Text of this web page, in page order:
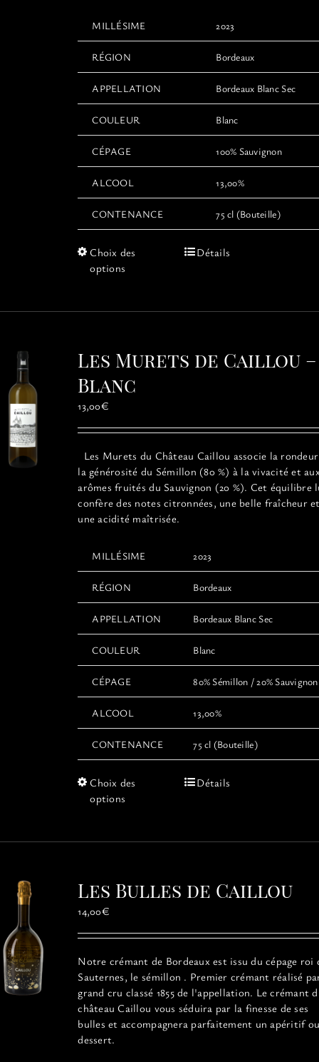
MILLÉSIME 2023
RÉGION Bordeaux
APPELLATION Bordeaux Blanc Sec
COULEUR Blanc
CÉPAGE 100% Sauvignon
ALCOOL 13,00%
CONTENANCE 75 cl (Bouteille)
Choix des
options
Ce
variations.
peuvent
la
du
produit
Détails
Les Murets de Caillou –
Blanc
13,00€
Les Murets du Château Caillou associe la
la générosité du Sémillon (80 %) à la vivacité et
arômes fruités du Sauvignon (20 %). Cet équilibre
confère des notes citronnées, une belle fraîcheur
une acidité maîtrisée.
MILLÉSIME 2023
RÉGION Bordeaux
APPELLATION Bordeaux Blanc Sec
COULEUR Blanc
CÉPAGE 80% Sémillon / 20% Sauvignon
ALCOOL 13,00%
CONTENANCE 75 cl (Bouteille)
Choix des
options
Ce
variations.
peuvent
sur
la
page
du
produit
Détails
Les Bulles de Caillou
14,00€
Notre crémant de Bordeaux est issu du cépage roi
Sauternes, le sémillon . Premier crémant réalisé
grand cru classé 1855 de l'appellation. Le crémant
château Caillou vous séduira par la finesse de ses
bulles et accompagnera parfaitement un apéritif
dessert.